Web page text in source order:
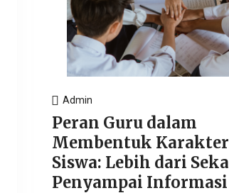
Admin
Peran Guru dalam
Membentuk Karakter
Siswa: Lebih dari
Penyampai Informasi